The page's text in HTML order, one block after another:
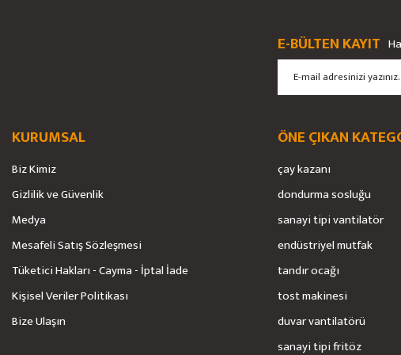
E-BÜLTEN KAYIT
KURUMSAL
Biz Kimiz
Gizlilik ve Güvenlik
Medya
Mesafeli Satış Sözleşmesi
Tüketici Hakları - Cayma - İptal İade
Kişisel Veriler Politikası
Bize Ulaşın
ÖNE ÇIKAN
çay kazanı
dondurma sosluğu
sanayi tipi vantilatör
endüstriyel mutfak
tandır ocağı
tost makinesi
duvar vantilatörü
sanayi tipi fritöz